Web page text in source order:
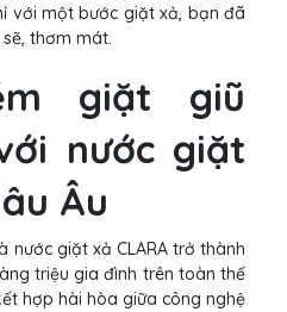
với một bước giặt xả, bạn đã
thơm mát.
giặt giũ
nước giặt
Âu
nước giặt xả CLARA trở thành
triệu gia đình trên toàn thế
hợp hài hòa giữa công nghệ